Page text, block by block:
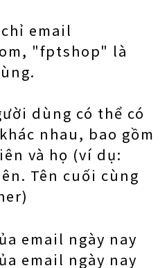
email
"fptshop" là
dùng có thể có
nhau, bao gồm
và họ (ví dụ:
Tên cuối cùng
email ngày nay
email ngày nay